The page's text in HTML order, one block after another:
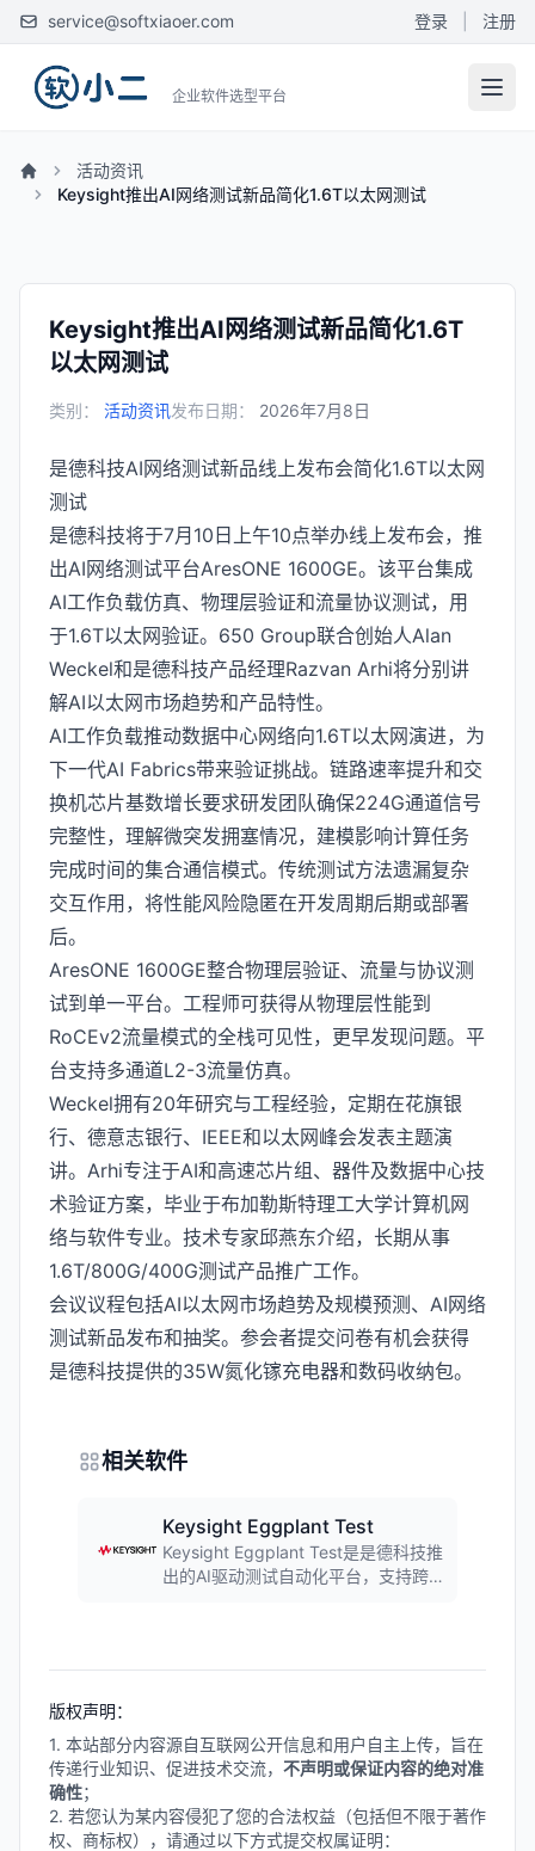
service@softxiaoer.com 登录 注册
企业软件选型平台
活动资讯
Keysight推出AI网络测试新品简化1.6T以太网测试
Keysight推出AI网络测试新品简化1.6T
以太网测试
类别： 活动资讯发布日期： 2026年7月8日
是德科技AI网络测试新品线上发布会简化1.6T以太网
测试
是德科技将于7月10日上午10点举办线上发布会，推
出AI网络测试平台AresONE 1600GE。该平台集成
AI工作负载仿真、物理层验证和流量协议测试，用
于1.6T以太网验证。650 Group联合创始人Alan
Weckel和是德科技产品经理Razvan Arhi将分别讲
解AI以太网市场趋势和产品特性。
AI工作负载推动数据中心网络向1.6T以太网演进，为
下一代AI Fabrics带来验证挑战。链路速率提升和交
换机芯片基数增长要求研发团队确保224G通道信号
完整性，理解微突发拥塞情况，建模影响计算任务
完成时间的集合通信模式。传统测试方法遗漏复杂
交互作用，将性能风险隐匿在开发周期后期或部署
后。
AresONE 1600GE整合物理层验证、流量与协议测
试到单一平台。工程师可获得从物理层性能到
RoCEv2流量模式的全栈可见性，更早发现问题。平
台支持多通道L2-3流量仿真。
Weckel拥有20年研究与工程经验，定期在花旗银
行、德意志银行、IEEE和以太网峰会发表主题演
讲。Arhi专注于AI和高速芯片组、器件及数据中心技
术验证方案，毕业于布加勒斯特理工大学计算机网
络与软件专业。技术专家邱燕东介绍，长期从事
1.6T/800G/400G测试产品推广工作。
会议议程包括AI以太网市场趋势及规模预测、AI网络
测试新品发布和抽奖。参会者提交问卷有机会获得
是德科技提供的35W氮化镓充电器和数码收纳包。
相关软件
Keysight Eggplant Test
Keysight Eggplant Test是是德科技推
出的AI驱动测试自动化平台，支持跨
陷，确保更可靠的软件发布，帮助团
版权声明：
1. 本站部分内容源自互联网公开信息和用户自主上传，旨在
传递行业知识、促进技术交流， 不声明或保证内容的绝对准
确性；
2. 若您认为某内容侵犯了您的合法权益（包括但不限于著作
权、商标权），请通过以下方式提交权属证明：